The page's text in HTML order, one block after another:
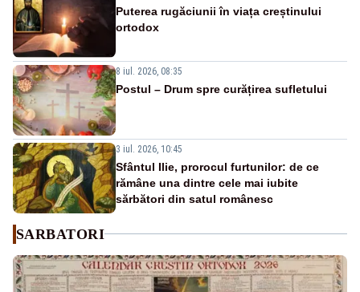
Puterea rugăciunii în viața creștinului
ortodox
8 iul. 2026, 08:35
Postul – Drum spre curățirea sufletului
3 iul. 2026, 10:45
Sfântul Ilie, prorocul furtunilor: de ce
rămâne una dintre cele mai iubite
sărbători din satul românesc
SARBATORI